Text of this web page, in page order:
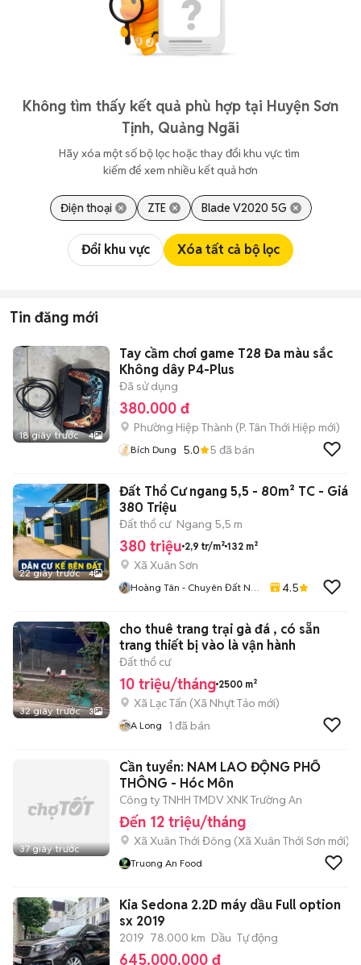
Không tìm thấy kết quả phù hợp tại Huyện Sơn
Tịnh, Quảng Ngãi
Hãy xóa một số bộ lọc hoặc thay đổi khu vực tìm
kiếm để xem nhiều kết quả hơn
Điện thoại ZTE Blade V2020 5G
Đổi khu vực Xóa tất cả bộ lọc
Tin đăng mới
18 giây trước 4
Tay cầm chơi game T28 Đa màu sắc
Không dây P4-Plus
Đã sử dụng
380.000 đ
Phường Hiệp Thành (P. Tân Thới Hiệp mới)
Bích Dung 5.0 5 đã bán
22 giây trước 4
Đất Thổ Cư ngang 5,5 - 80m² TC - Giá
380 Triệu
Đất thổ cư Ngang 5,5 m
380 triệu 2,9 tr/m² 132 m²
Xã Xuân Sơn
Hoàng Tân - Chuyên Đất Nền
4.5
32 giây trước 3
cho thuê trang trại gà đá , có sẵn
trang thiết bị vào là vận hành
Đất thổ cư
10 triệu/tháng 2500 m²
Xã Lạc Tấn (Xã Nhựt Tảo mới)
A Long 1 đã bán
37 giây trước
Cần tuyển: NAM LAO ĐỘNG PHỔ
THÔNG - Hóc Môn
Công ty TNHH TMDV XNK Trường An
Đến 12 triệu/tháng
Xã Xuân Thới Đông (Xã Xuân Thới Sơn mới)
Truong An Food
Kia Sedona 2.2D máy dầu Full option
sx 2019
2019 78.000 km Dầu Tự động
645.000.000 đ